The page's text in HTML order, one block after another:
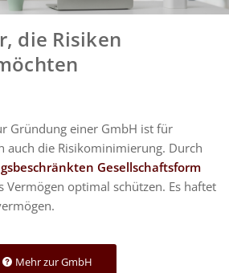
die Risiken
Gründung einer GmbH ist für
auch die Risikominimierung. Durch
Gesellschaftsform
Vermögen optimal schützen. Es haftet
Mehr zur GmbH